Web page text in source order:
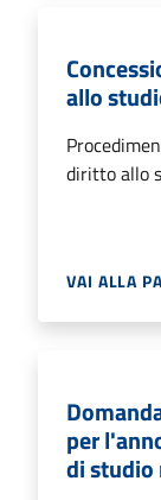
allo
diritto allo
VAI ALLA
per
di studio